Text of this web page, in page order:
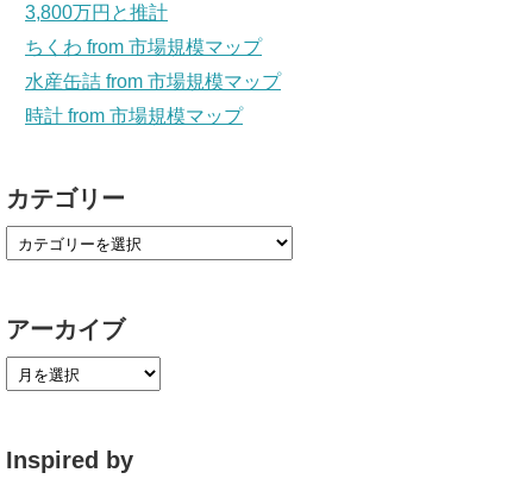
3,800万円と推計
ちくわ from 市場規模マップ
水産缶詰 from 市場規模マップ
時計 from 市場規模マップ
カテゴリー
アーカイブ
Inspired by